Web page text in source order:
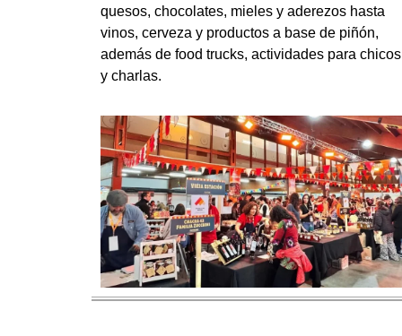
quesos, chocolates, mieles y aderezos hasta
vinos, cerveza y productos a base de piñón,
además de food trucks, actividades para chicos
y charlas.